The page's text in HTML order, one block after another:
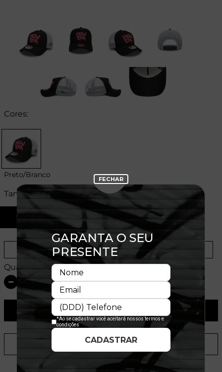
Cores:
Preto/Branco
Tamanhos:
U
Provador Virtual Tabela de Medidas
Quantidade:
ADICIONAR AO CARRINHO
ADICIONAR A LISTA DE DESEJOS